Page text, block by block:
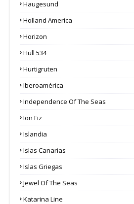
Haugesund
Holland America
Horizon
Hull 534
Hurtigruten
Iberoamérica
Independence Of The Seas
Ion Fiz
Islandia
Islas Canarias
Islas Griegas
Jewel Of The Seas
Katarina Line